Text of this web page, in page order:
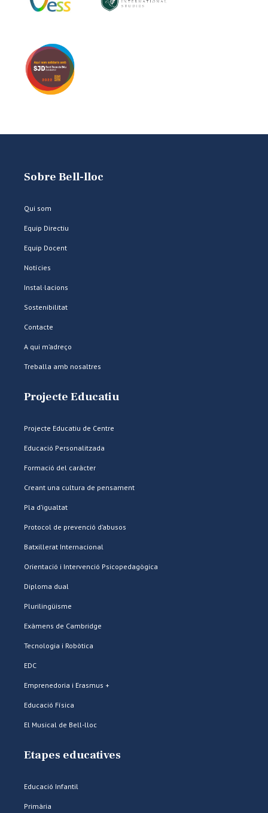
Sobre Bell-lloc
Qui som
Equip Directiu
Equip Docent
Notícies
Instal·lacions
Sostenibilitat
Contacte
A qui m’adreço
Treballa amb nosaltres
Projecte Educatiu
Projecte Educatiu de Centre
Educació Personalitzada
Formació del caràcter
Creant una cultura de pensament
Pla d’igualtat
Protocol de prevenció d’abusos
Batxillerat Internacional
Orientació i Intervenció Psicopedagògica
Diploma dual
Plurilingüisme
Exàmens de Cambridge
Tecnologia i Robòtica
EDC
Emprenedoria i Erasmus +
Educació Física
El Musical de Bell-lloc
Etapes educatives
Educació Infantil
Primària